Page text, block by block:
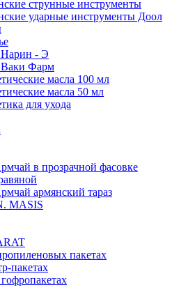
струнные инструменты
ударные инструменты Доол
- Э
Фарм
масла 100 мл
масла 50 мл
для ухода
в прозрачной фасовке
армянский тараз
MASIS
пакетах
пакетах